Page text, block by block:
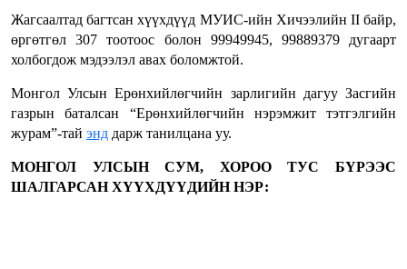
Жагсаалтад багтсан хүүхдүүд МУИС-ийн Хичээлийн II байр,
өргөтгөл 307 тоотоос болон 99949945, 99889379 дугаарт
холбогдож мэдээлэл авах боломжтой.
Монгол Улсын Ерөнхийлөгчийн зарлигийн дагуу Засгийн
газрын баталсан “Ерөнхийлөгчийн нэрэмжит тэтгэлгийн
журам”-тай энд дарж танилцана уу.
МОНГОЛ УЛСЫН СУМ, ХОРОО ТУС БҮРЭЭС
ШАЛГАРСАН ХҮҮХДҮҮДИЙН НЭР: